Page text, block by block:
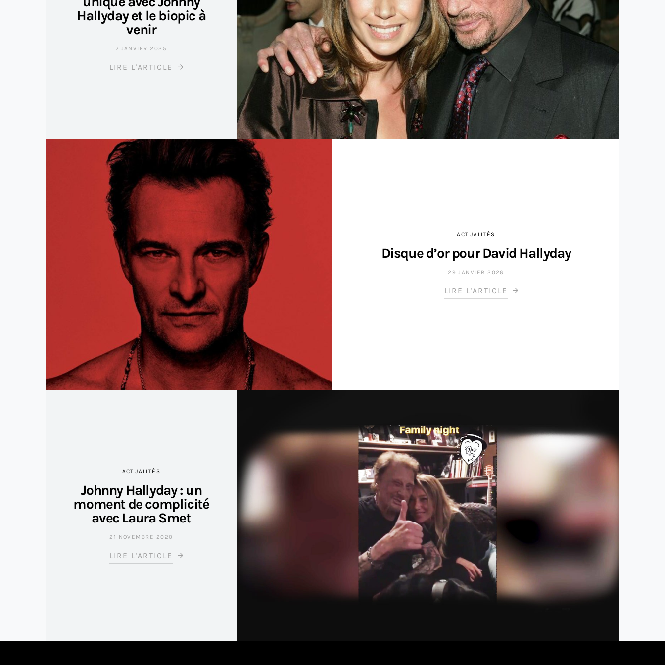
Hallyday et le biopic à
venir
7 JANVIER 2025
LIRE L'ARTICLE
ACTUALITÉS
Disque d’or pour David Hallyday
29 JANVIER 2026
LIRE L'ARTICLE
ACTUALITÉS
Johnny Hallyday : un
moment de complicité
avec Laura Smet
21 NOVEMBRE 2020
LIRE L'ARTICLE